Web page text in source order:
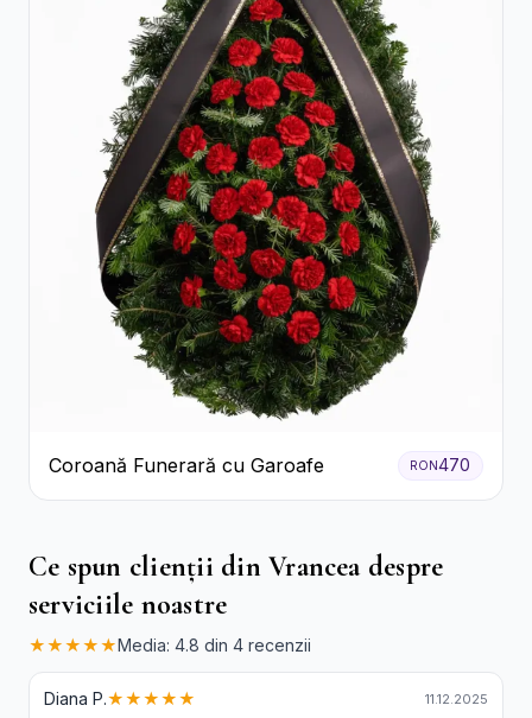
Coroană Funerară cu Garoafe RON470
Ce spun clienții din Vrancea despre
serviciile noastre
★★★★★Media: 4.8 din 4 recenzii
Diana P.★★★★★ 11.12.2025